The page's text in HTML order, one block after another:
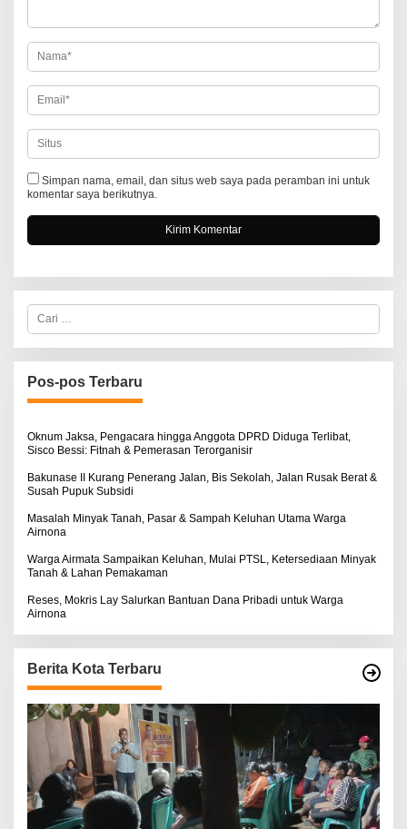
o
s
Simpan nama, email, dan situs web saya pada peramban ini untuk
komentar saya berikutnya.
C
r
i
u
n
u
:
Pos-pos Terbaru
Oknum Jaksa, Pengacara hingga Anggota DPRD Diduga Terlibat,
Sisco Bessi: Fitnah & Pemerasan Terorganisir
Bakunase II Kurang Penerang Jalan, Bis Sekolah, Jalan Rusak Berat &
Susah Pupuk Subsidi
Masalah Minyak Tanah, Pasar & Sampah Keluhan Utama Warga
Airnona
Warga Airmata Sampaikan Keluhan, Mulai PTSL, Ketersediaan Minyak
Tanah & Lahan Pemakaman
Reses, Mokris Lay Salurkan Bantuan Dana Pribadi untuk Warga
Airnona
Berita Kota Terbaru